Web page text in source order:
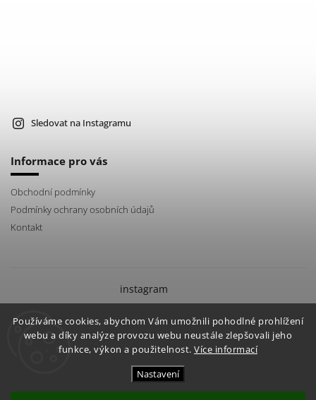
Používáme cookies, abychom Vám umožnili pohodlné prohlížení
webu a díky analýze provozu webu neustále zlepšovali jeho
funkce, výkon a použitelnost. Více informací
Nastavení
Sledovat na Instagramu
Informace pro vás
Obchodní podmínky
Podmínky ochrany osobních údajů
Kontakt
instagram
Orient Coffee. Všechna práva vyhrazena.
FacebookInstagram